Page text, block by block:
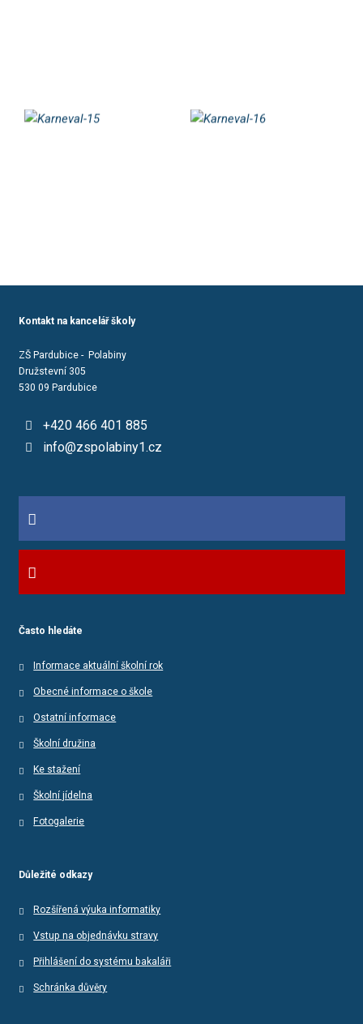
Kontakt na kancelář školy
ZŠ Pardubice - Polabiny
Družstevní 305
530 09 Pardubice
+420 466 401 885
info@zspolabiny1.cz
Často hledáte
Informace aktuální školní rok
Obecné informace o škole
Ostatní informace
Školní družina
Ke stažení
Školní jídelna
Fotogalerie
Důležité odkazy
Rozšířená výuka informatiky
Vstup na objednávku stravy
Přihlášení do systému bakaláři
Schránka důvěry